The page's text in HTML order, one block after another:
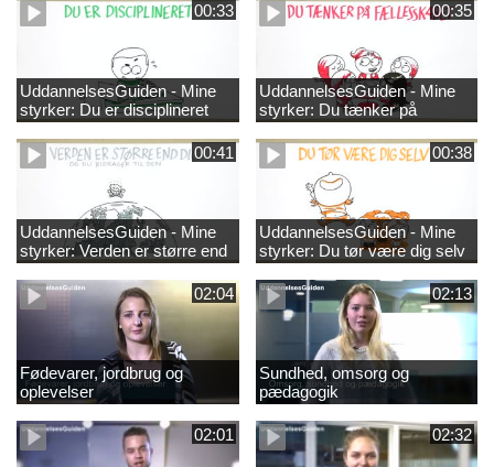
00:33
UddannelsesGuiden - Mine
styrker: Du er disciplineret
00:35
UddannelsesGuiden - Mine
styrker: Du tænker på
fællesskabet
00:41
UddannelsesGuiden - Mine
styrker: Verden er større end
dig og du bidrager til den
00:38
UddannelsesGuiden - Mine
styrker: Du tør være dig selv
02:04
Fødevarer, jordbrug og
oplevelser
02:13
Sundhed, omsorg og
pædagogik
02:01 02:32